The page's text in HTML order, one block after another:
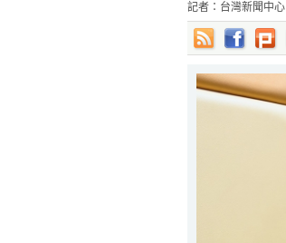
記者：台灣新聞中心